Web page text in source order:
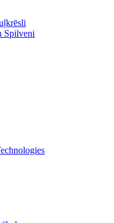
Spilveni